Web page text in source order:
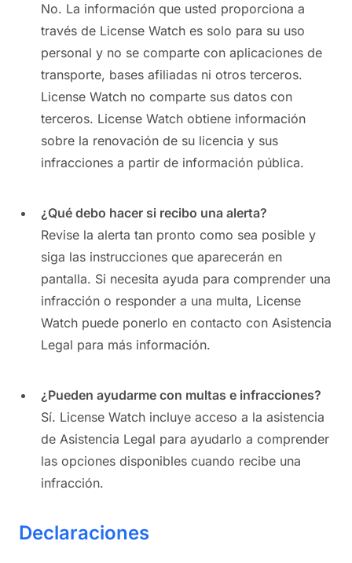
No. La información que usted proporciona a
través de License Watch es solo para su uso
personal y no se comparte con aplicaciones de
transporte, bases afiliadas ni otros terceros.
License Watch no comparte sus datos con
terceros. License Watch obtiene información
sobre la renovación de su licencia y sus
infracciones a partir de información pública.
¿Qué debo hacer si recibo una alerta?
Revise la alerta tan pronto como sea posible y
siga las instrucciones que aparecerán en
pantalla. Si necesita ayuda para comprender una
infracción o responder a una multa, License
Watch puede ponerlo en contacto con Asistencia
Legal para más información.
¿Pueden ayudarme con multas e infracciones?
Sí. License Watch incluye acceso a la asistencia
de Asistencia Legal para ayudarlo a comprender
las opciones disponibles cuando recibe una
infracción.
Declaraciones